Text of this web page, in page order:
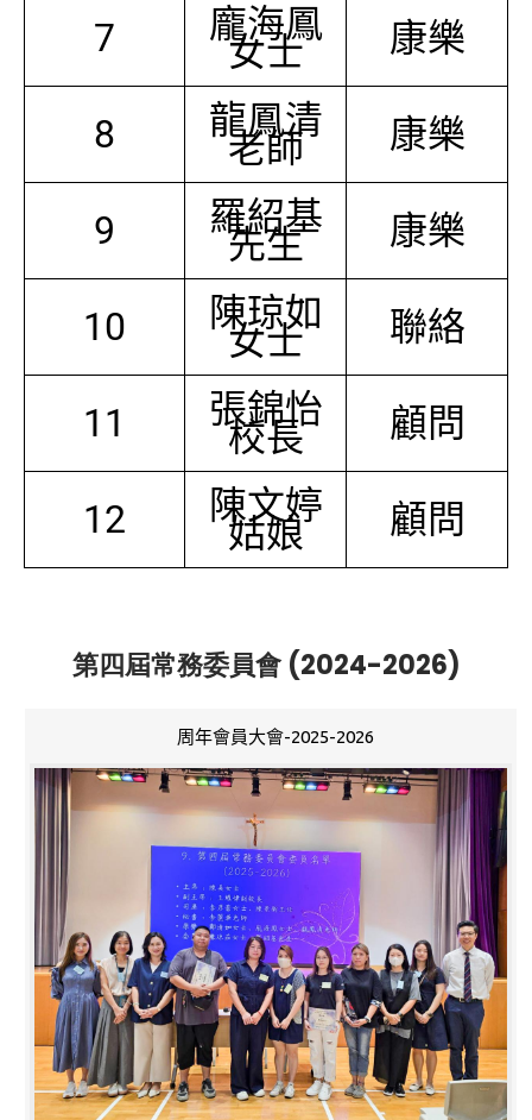
7 龐海鳳
女士 康樂
8 龍鳳清
老師 康樂
9 羅紹基
先生 康樂
10 陳琼如
女士 聯絡
11 張錦怡
校長 顧問
12 陳文婷
姑娘 顧問
第四屆常務委員會 (2024-2026)
周年會員大會-2025-2026